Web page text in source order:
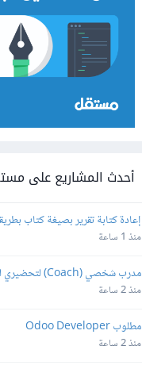
أحدث المشاريع على
إعادة كتابة تقرير بصيغة كتاب
منذ 1 ساعة
التسويق الإلكتروني
منذ 2 ساعة
مطلوب Odoo Developer
منذ 2 ساعة